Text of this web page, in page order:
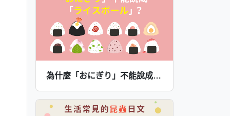
為什麼「おにぎり」不能說成「ライスボール」？